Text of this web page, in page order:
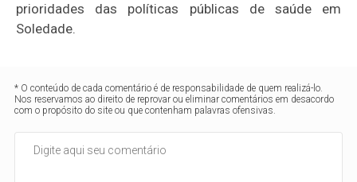
prioridades das políticas públicas de saúde em
Soledade.
* O conteúdo de cada comentário é de responsabilidade de quem realizá-lo.
Nos reservamos ao direito de reprovar ou eliminar comentários em desacordo
com o propósito do site ou que contenham palavras ofensivas.